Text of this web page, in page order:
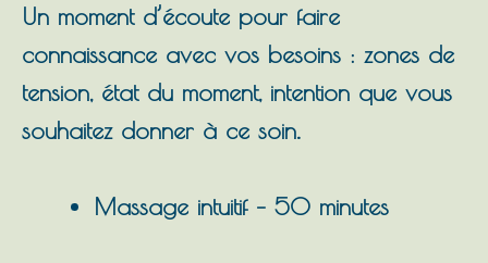
Un moment d’écoute pour faire
connaissance avec vos besoins : zones de
tension, état du moment, intention que vous
souhaitez donner à ce soin.
Massage intuitif – 50 minutes